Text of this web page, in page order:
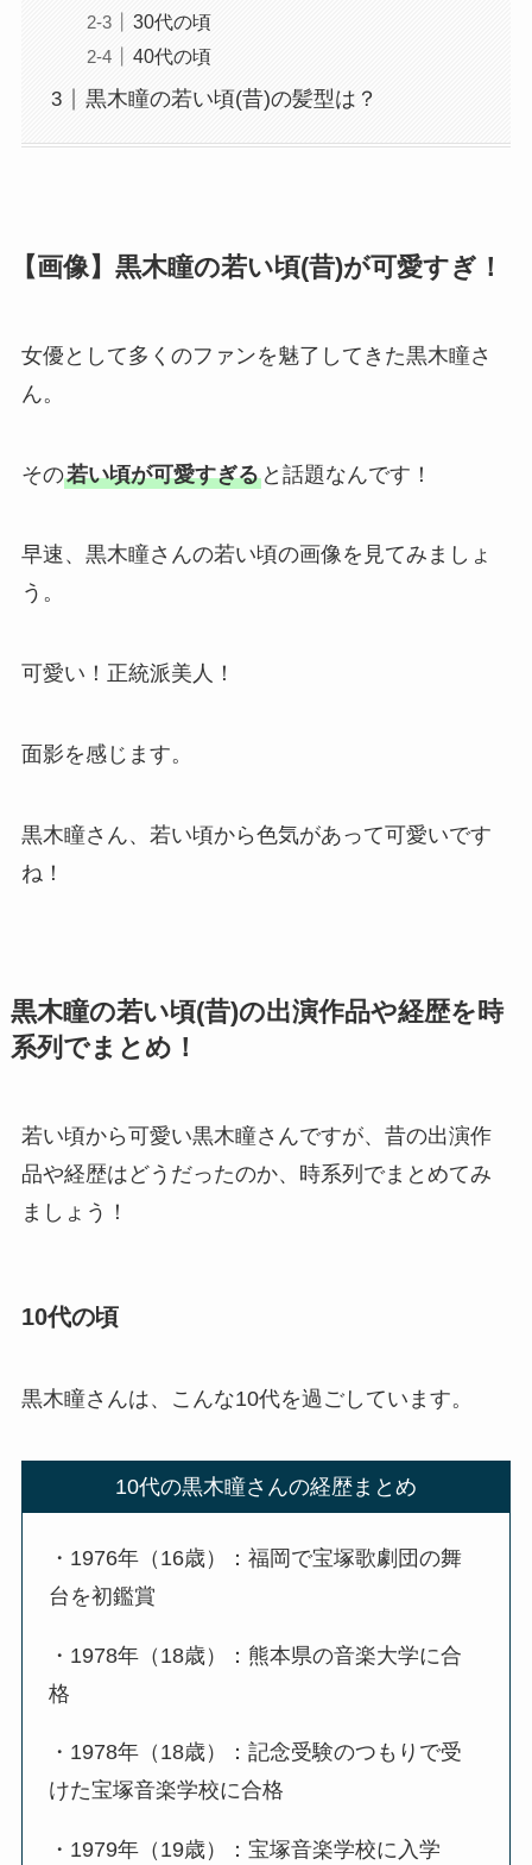
30代の頃
40代の頃
黒木瞳の若い頃(昔)の髪型は？
【画像】黒木瞳の若い頃(昔)が可愛すぎ！
女優として多くのファンを魅了してきた黒木瞳さ
ん。
その若い頃が可愛すぎると話題なんです！
早速、黒木瞳さんの若い頃の画像を見てみましょ
う。
可愛い！正統派美人！
面影を感じます。
黒木瞳さん、若い頃から色気があって可愛いです
ね！
黒木瞳の若い頃(昔)の出演作品や経歴を時
系列でまとめ！
若い頃から可愛い黒木瞳さんですが、昔の出演作
品や経歴はどうだったのか、時系列でまとめてみ
ましょう！
10代の頃
黒木瞳さんは、こんな10代を過ごしています。
10代の黒木瞳さんの経歴まとめ
・1976年（16歳）：福岡で宝塚歌劇団の舞
台を初鑑賞
・1978年（18歳）：熊本県の音楽大学に合
格
・1978年（18歳）：記念受験のつもりで受
けた宝塚音楽学校に合格
・1979年（19歳）：宝塚音楽学校に入学